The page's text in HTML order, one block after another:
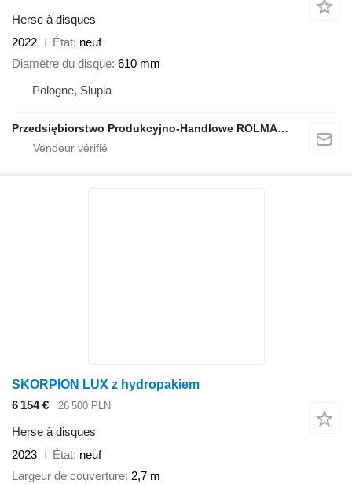
Herse à disques
2022
État neuf
Diamètre du disque 610 mm
Pologne, Słupia
Przedsiębiorstwo Produkcyjno-Handlowe ROLMAPOL Marcin Dziekan
SKORPION LUX z hydropakiem
6 154 €
26 500 PLN
Herse à disques
2023
État neuf
Largeur de couverture 2,7 m